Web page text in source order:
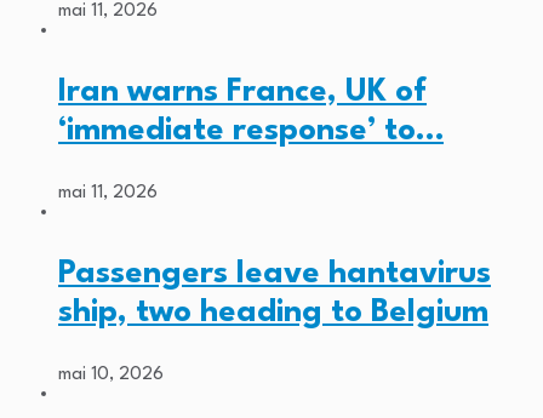
mai 11, 2026
Iran warns France, UK of
‘immediate response’ to…
mai 11, 2026
Passengers leave hantavirus
ship, two heading to Belgium
mai 10, 2026